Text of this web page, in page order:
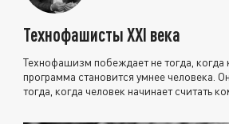
Технофашисты XXI века
Технофашизм побеждает не тогда, когда
программа становится умнее человека.
тогда, когда человек начинает считать